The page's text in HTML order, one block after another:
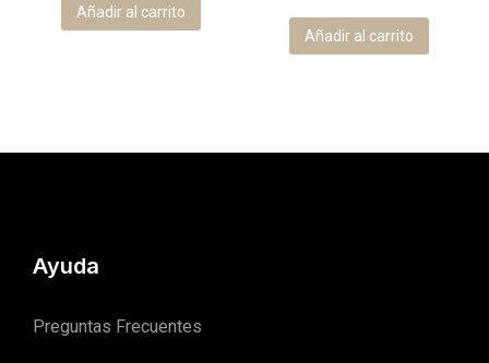
Añadir al carrito
Añadir al carrito
Ayuda
Preguntas Frecuentes